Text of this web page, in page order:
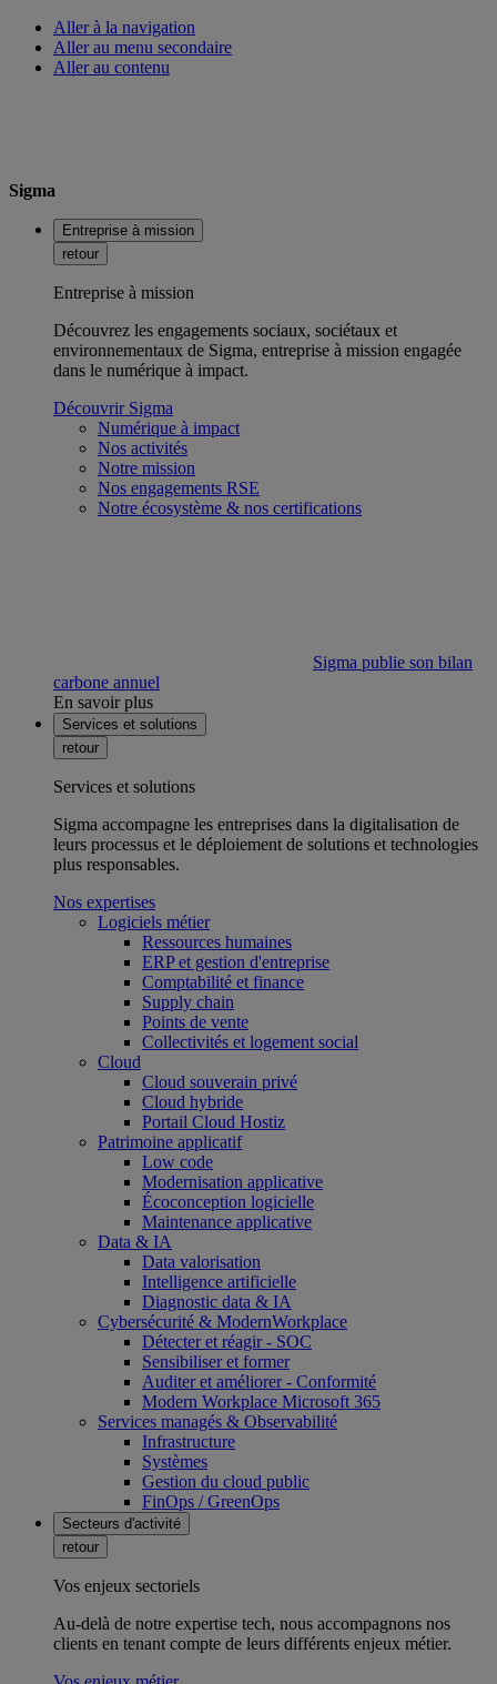
Aller à la navigation
Aller au menu secondaire
Aller au contenu
Sigma
Entreprise à mission
retour
Entreprise à mission
Découvrez les engagements sociaux, sociétaux et
environnementaux de Sigma, entreprise à mission engagée
dans le numérique à impact.
Découvrir Sigma
Numérique à impact
Nos activités
Notre mission
Nos engagements RSE
Notre écosystème & nos certifications
Sigma publie son bilan
carbone annuel
En savoir plus
Services et solutions
retour
Services et solutions
Sigma accompagne les entreprises dans la digitalisation de
leurs processus et le déploiement de solutions et technologies
plus responsables.
Nos expertises
Logiciels métier
Ressources humaines
ERP et gestion d'entreprise
Comptabilité et finance
Supply chain
Points de vente
Collectivités et logement social
Cloud
Cloud souverain privé
Cloud hybride
Portail Cloud Hostiz
Patrimoine applicatif
Low code
Modernisation applicative
Écoconception logicielle
Maintenance applicative
Data & IA
Data valorisation
Intelligence artificielle
Diagnostic data & IA
Cybersécurité & ModernWorkplace
Détecter et réagir - SOC
Sensibiliser et former
Auditer et améliorer - Conformité
Modern Workplace Microsoft 365
Services managés & Observabilité
Infrastructure
Systèmes
Gestion du cloud public
FinOps / GreenOps
Secteurs d'activité
retour
Vos enjeux sectoriels
Au-delà de notre expertise tech, nous accompagnons nos
clients en tenant compte de leurs différents enjeux métier.